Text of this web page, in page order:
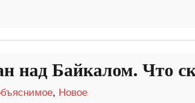
над Байкалом. Что
, Новое